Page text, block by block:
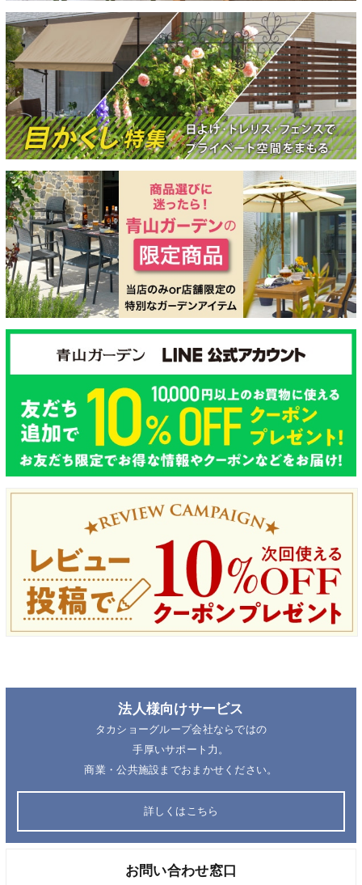
法人様向けサービス
タカショーグループ会社ならではの
手厚いサポート力。
商業・公共施設までおまかせください。
詳しくはこちら
お問い合わせ窓口